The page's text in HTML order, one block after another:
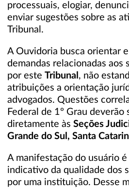
processuais, elogiar,
enviar sugestões sobre as
Tribunal.
A Ouvidoria busca orientar
demandas relacionadas aos
por este Tribunal , não
atribuições a orientação
advogados. Questões
Federal de 1º Grau deverão
diretamente às Seções
Grande do Sul, Santa
A manifestação do usuário
indicativo da qualidade dos
por uma instituição. Desse